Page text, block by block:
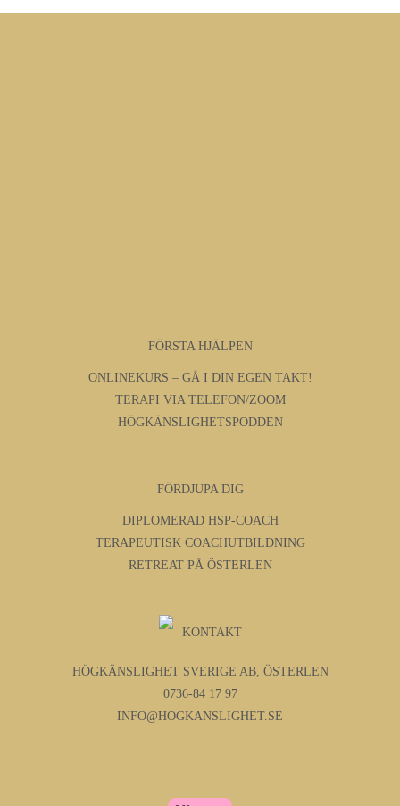
FÖRSTA HJÄLPEN
ONLINEKURS – GÅ I DIN EGEN TAKT!
TERAPI VIA TELEFON/ZOOM
HÖGKÄNSLIGHETSPODDEN
FÖRDJUPA DIG
DIPLOMERAD HSP-COACH
TERAPEUTISK COACHUTBILDNING
RETREAT PÅ ÖSTERLEN
KONTAKT
HÖGKÄNSLIGHET SVERIGE AB, ÖSTERLEN
0736-84 17 97
INFO@HOGKANSLIGHET.SE